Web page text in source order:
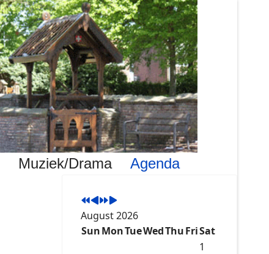
Muziek/Drama Agenda
YearMonth
YearMonth
August 2026
SunMonTueWedThuFriSat
1